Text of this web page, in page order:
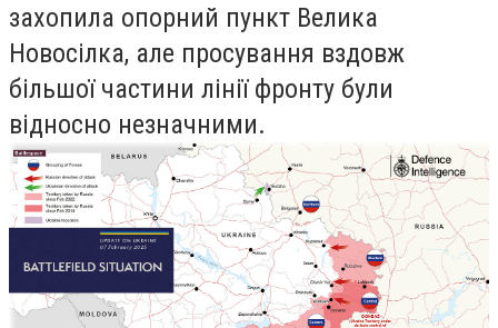
захопила опорний пункт Велика
Новосілка, але просування вздовж
більшої частини лінії фронту були
відносно незначними.